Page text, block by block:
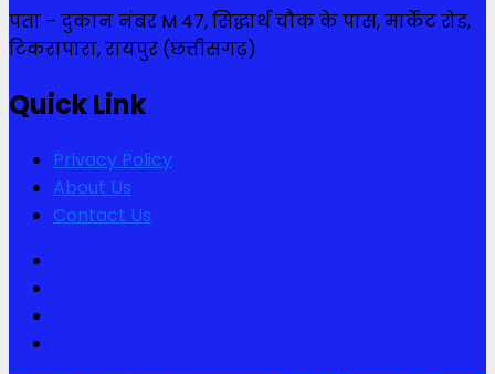
पता – दुकान नंबर M 47, सिद्धार्थ चौक के पास, मार्केट रोड,
टिकरापारा, रायपुर (छत्तीसगढ़)
Quick Link
Privacy Policy
About Us
Contact Us